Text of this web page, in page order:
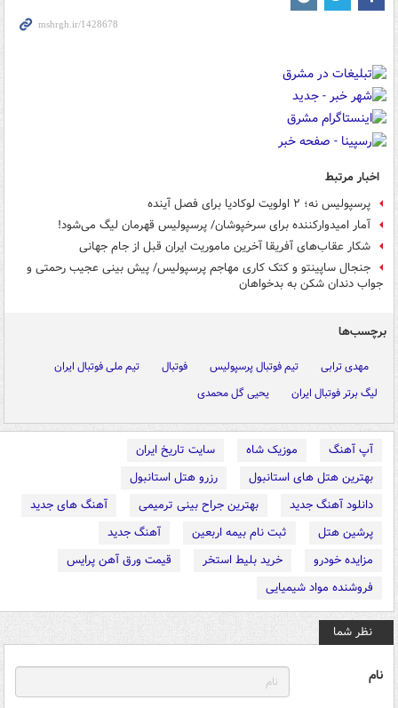
اخبار مرتبط
پرسپولیس نه؛ ۲ اولویت لوکادیا برای فصل آینده
آمار امیدوارکننده برای سرخپوشان/ پرسپولیس قهرمان لیگ می‌شود!
شکار عقاب‌های آفریقا آخرین ماموریت ایران قبل از جام جهانی
جنجال ساپینتو و کتک کاری مهاجم پرسپولیس/ پیش بینی عجیب رحمتی و
جواب دندان شکن به بدخواهان
برچسب‌ها
مهدی ترابی تیم فوتبال پرسپولیس فوتبال
تیم ملی فوتبال ایران
لیگ برتر فوتبال ایران
یحیی گل محمدی
آپ آهنگ موزیک شاه
سایت تاریخ ایران
بهترین هتل های استانبول
رزرو هتل استانبول
دانلود آهنگ جدید
بهترین جراح بینی ترمیمی
آهنگ های جدید
پرشین هتل
ثبت نام بیمه اربعین
آهنگ جدید
مزایده خودرو
خرید بلیط استخر
قیمت ورق آهن پرایس
فروشنده مواد شیمیایی
نظر شما
نام